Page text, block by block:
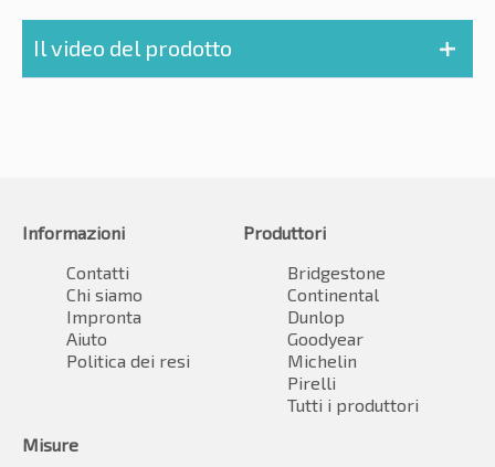
Il video del prodotto
Informazioni
Contatti
Chi siamo
Impronta
Aiuto
Politica dei resi
Produttori
Bridgestone
Continental
Dunlop
Goodyear
Michelin
Pirelli
Tutti i produttori
Misure